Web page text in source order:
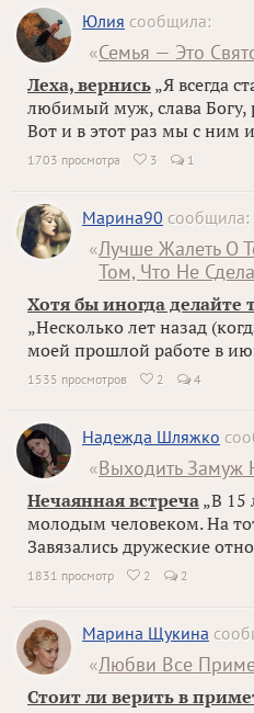
Юлия сообщила:
«Семья — Это
Леха, вернись „Я всегда
любимый муж, слава Богу,
Вот и в этот раз мы с ним и
1703 просмотра  3 1
Марина90 сообщила:
«Лучше Жалеть О
Том, Что Не
Хотя бы иногда делайте
„Несколько лет назад
моей прошлой работе в
1535 просмотров  2 4
Надежда Шляжко
«Выходить
Нечаянная встреча „В 15
молодым человеком. На
Завязались дружеские
1831 просмотр  2 2
Марина Щукина
«Любви Все
Стоит ли верить в